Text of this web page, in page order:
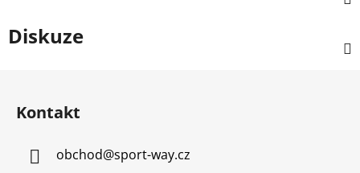
Diskuze
Kontakt
obchod@sport-way.cz